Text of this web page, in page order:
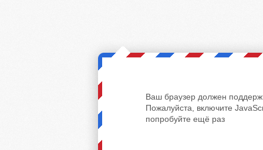
Ваш браузер должен
Пожалуйста, включите
попробуйте ещё раз